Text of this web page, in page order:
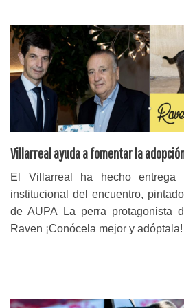
Villarreal ayuda a fomentar la adopción
El Villarreal ha hecho
institucional del encuentro,
de AUPA La perra protagonista
Raven ¡Conócela mejor y adóptala!